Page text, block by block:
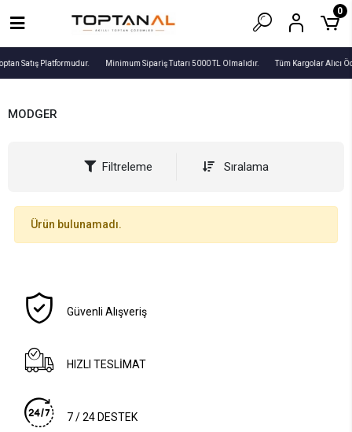
Satış Platformudur. Minimum Sipariş Tutarı 5000 TL Olmalıdır. Tüm Kargolar Alıcı
0
MODGER
Filtreleme Sıralama
Ürün bulunamadı.
Güvenli Alışveriş
HIZLI TESLİMAT
7 / 24 DESTEK